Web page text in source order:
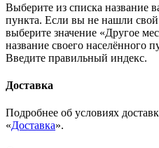
Выберите из списка название
пункта. Если вы не нашли
выберите значение «Другое
название своего населённого
Введите правильный индекс.
Доставка
Подробнее об условиях
«Доставка».